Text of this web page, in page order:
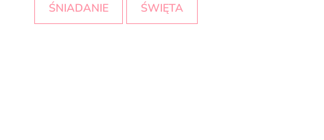
ŚNIADANIE ŚWIĘTA